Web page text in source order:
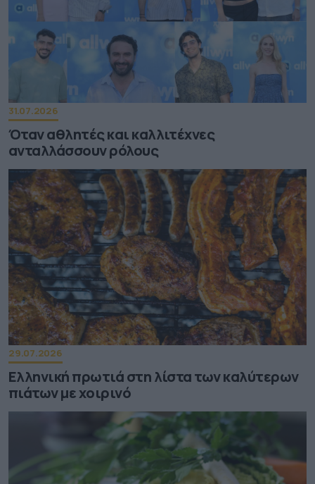
31.07.2026
Όταν αθλητές και καλλιτέχνες
ανταλλάσσουν ρόλους
29.07.2026
Ελληνική πρωτιά στη λίστα των καλύτερων
πιάτων με χοιρινό